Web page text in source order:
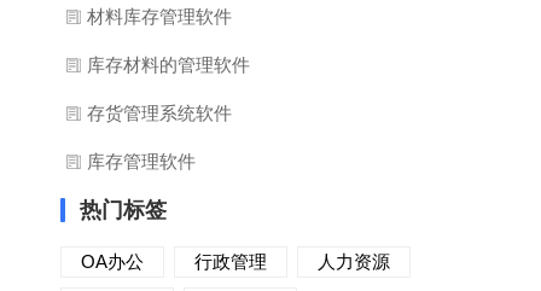
材料库存管理软件
库存材料的管理软件
存货管理系统软件
库存管理软件
热门标签
OA办公 行政管理
人力资源